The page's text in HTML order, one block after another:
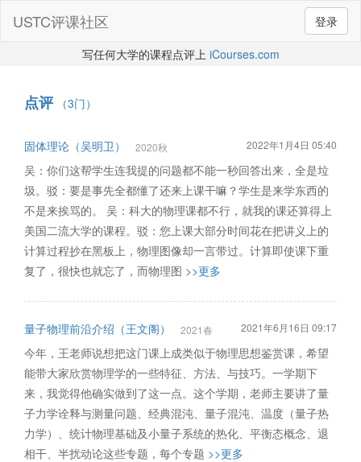
登录
USTC评课社区
写任何大学的课程点评上 iCourses.com
点评（3门）
固体理论（吴明卫） 2020秋 2022年1月4日 05:40
吴：你们这帮学生连我提的问题都不能一秒回答出来，全是垃
圾。驳：要是事先全都懂了还来上课干嘛？学生是来学东西的
不是来挨骂的。 吴：科大的物理课都不行，就我的课还算得上
美国二流大学的课程。驳：您上课大部分时间花在把讲义上的
计算过程抄在黑板上，物理图像却一言带过。计算即使课下重
复了，很快也就忘了，而物理图 >>更多
量子物理前沿介绍（王文阁） 2021春 2021年6月16日 09:17
今年，王老师说想把这门课上成类似于物理思想鉴赏课，希望
能带大家欣赏物理学的一些特征、方法、与技巧。一学期下
来，我觉得他确实做到了这一点。这个学期，老师主要讲了量
子力学诠释与测量问题、经典混沌、量子混沌、温度（量子热
力学）、统计物理基础及小量子系统的热化、平衡态概念、退
相干、半扰动论这些专题，每个专题 >>更多